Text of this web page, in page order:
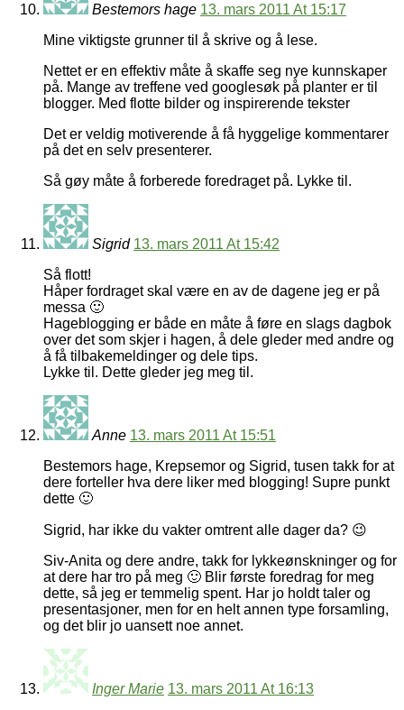
Bestemors hage 13. mars 2011 At 15:17
Mine viktigste grunner til å skrive og å lese.
Nettet er en effektiv måte å skaffe seg nye kunnskaper
på. Mange av treffene ved googlesøk på planter er til
blogger. Med flotte bilder og inspirerende tekster
Det er veldig motiverende å få hyggelige kommentarer
på det en selv presenterer.
Så gøy måte å forberede foredraget på. Lykke til.
Sigrid 13. mars 2011 At 15:42
Så flott!
Håper fordraget skal være en av de dagene jeg er på
messa 🙂
Hageblogging er både en måte å føre en slags dagbok
over det som skjer i hagen, å dele gleder med andre og
å få tilbakemeldinger og dele tips.
Lykke til. Dette gleder jeg meg til.
Anne 13. mars 2011 At 15:51
Bestemors hage, Krepsemor og Sigrid, tusen takk for at
dere forteller hva dere liker med blogging! Supre punkt
dette 🙂
Sigrid, har ikke du vakter omtrent alle dager da? 😉
Siv-Anita og dere andre, takk for lykkeønskninger og for
at dere har tro på meg 🙂 Blir første foredrag for meg
dette, så jeg er temmelig spent. Har jo holdt taler og
presentasjoner, men for en helt annen type forsamling,
og det blir jo uansett noe annet.
Inger Marie 13. mars 2011 At 16:13